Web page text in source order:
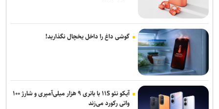
گوشی داغ را داخل یخچال نگذارید!
آیکو نئو ۱۱S با باتری ۹ هزار میلی‌آمپری و شارژ ۱۰۰
واتی رکورد می‌زند